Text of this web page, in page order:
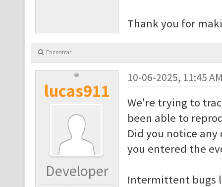
Thank you for
Encontrar
lucas911
Developer
10-06-2025, 11:45
We're trying to
been able to
Did you notice
you entered the
Intermittent bugs